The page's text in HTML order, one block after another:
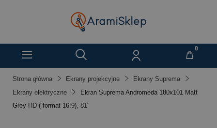
Strona główna Ekrany projekcyjne
Ekrany Suprema
Ekrany elektryczne
Ekran Suprema Andromeda 180x101 Matt
Grey HD ( format 16:9), 81"